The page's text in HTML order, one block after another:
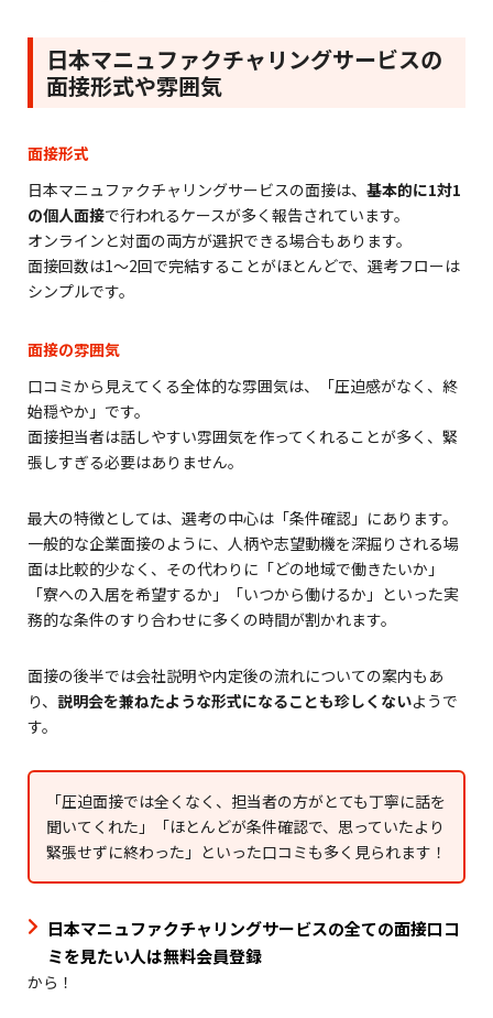
日本マニュファクチャリングサービスの
面接形式や雰囲気
面接形式
日本マニュファクチャリングサービスの面接は、 基本的に1対1
の個人面接で行われるケースが多く報告されています。
オンラインと対面の両方が選択できる場合もあります。
面接回数は1〜2回で完結することがほとんどで、選考フローは
シンプルです。
面接の雰囲気
口コミから見えてくる全体的な雰囲気は、「圧迫感がなく、終
始穏やか」です。
面接担当者は話しやすい雰囲気を作ってくれることが多く、緊
張しすぎる必要はありません。
最大の特徴としては、選考の中心は「条件確認」にあります。
一般的な企業面接のように、人柄や志望動機を深掘りされる場
面は比較的少なく、その代わりに「どの地域で働きたいか」
「寮への入居を希望するか」「いつから働けるか」といった実
務的な条件のすり合わせに多くの時間が割かれます。
面接の後半では会社説明や内定後の流れについての案内もあ
り、 説明会を兼ねたような形式になることも珍しくないようで
す。
「圧迫面接では全くなく、担当者の方がとても丁寧に話を
聞いてくれた」「ほとんどが条件確認で、思っていたより
緊張せずに終わった」といった口コミも多く見られます！
日本マニュファクチャリングサービスの全ての面接口コ
ミを見たい人は無料会員登録
から！